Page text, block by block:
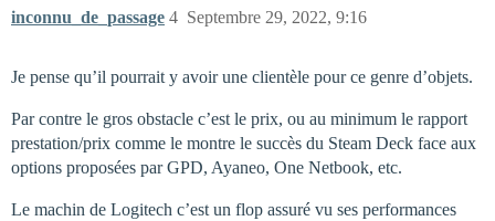
inconnu_de_passage Septembre 29, 2022, 9:16
4
Je pense qu’il pourrait y avoir une clientèle pour ce genre d’objets.
Par contre le gros obstacle c’est le prix, ou au minimum le rapport
prestation/prix comme le montre le succès du Steam Deck face aux
options proposées par GPD, Ayaneo, One Netbook, etc.
Le machin de Logitech c’est un flop assuré vu ses performances